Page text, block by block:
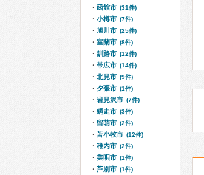
函館市 (31件)
小樽市 (7件)
旭川市 (25件)
室蘭市 (8件)
釧路市 (12件)
帯広市 (14件)
北見市 (9件)
夕張市 (1件)
岩見沢市 (7件)
網走市 (3件)
留萌市 (2件)
苫小牧市 (12件)
稚内市 (2件)
美唄市 (1件)
芦別市 (1件)